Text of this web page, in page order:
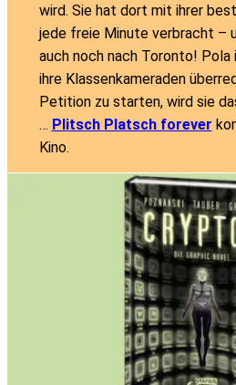
wird. Sie hat dort mit ihrer
jede freie Minute verbracht –
auch noch nach Toronto! Pola
ihre Klassenkameraden
Petition zu starten, wird sie
… Plitsch Platsch forever
Kino.